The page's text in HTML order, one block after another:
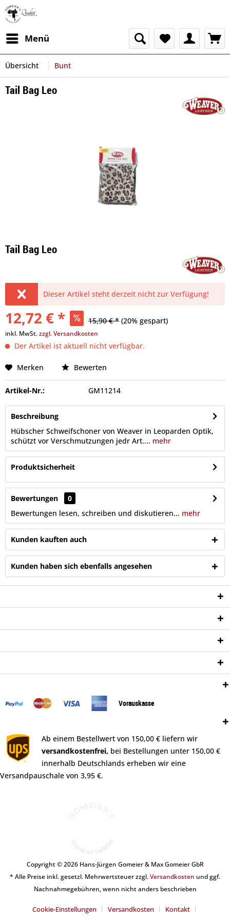
Menü
Übersicht Bunt
Tail Bag Leo
Tail Bag Leo
Dieser Artikel steht derzeit nicht zur Verfügung!
12,72 € * 15,90 € * (20% gespart)
inkl. MwSt.zzgl. Versandkosten
Der Artikel ist aktuell nicht verfügbar.
Merken Bewerten
Artikel-Nr.: GM11214
Beschreibung
Hübscher Schweifschoner von Weaver in Leoparden Optik,
schützt vor Verschmutzungen jedr Art.... mehr
Produktsicherheit
Bewertungen
0
Bewertungen lesen, schreiben und diskutieren... mehr
Kunden kauften auch
Kunden haben sich ebenfalls angesehen
Vorauskasse
Ab einem Bestellwert von 150,00 € liefern wir
versandkostenfrei, bei Bestellungen unter 150,00 €
innerhalb Deutschlands erheben wir eine
Versandpauschale von 3,95 €.
Copyright © 2026 Hans-Jürgen Gomeier & Max Gomeier GbR
* Alle Preise inkl. gesetzl. Mehrwertsteuer zzgl.Versandkosten und ggf.
Nachnahmegebühren, wenn nicht anders beschrieben
Cookie-Einstellungen Versandkosten Kontakt